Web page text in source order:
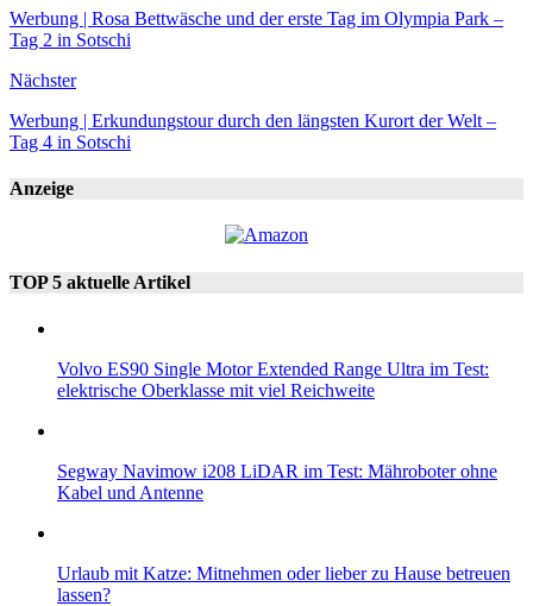
Werbung | Rosa Bettwäsche und der erste Tag im Olympia Park –
Tag 2 in Sotschi
Nächster
Werbung | Erkundungstour durch den längsten Kurort der Welt –
Tag 4 in Sotschi
Anzeige
TOP 5 aktuelle Artikel
Volvo ES90 Single Motor Extended Range Ultra im Test:
elektrische Oberklasse mit viel Reichweite
Segway Navimow i208 LiDAR im Test: Mähroboter ohne
Kabel und Antenne
Urlaub mit Katze: Mitnehmen oder lieber zu Hause betreuen
lassen?